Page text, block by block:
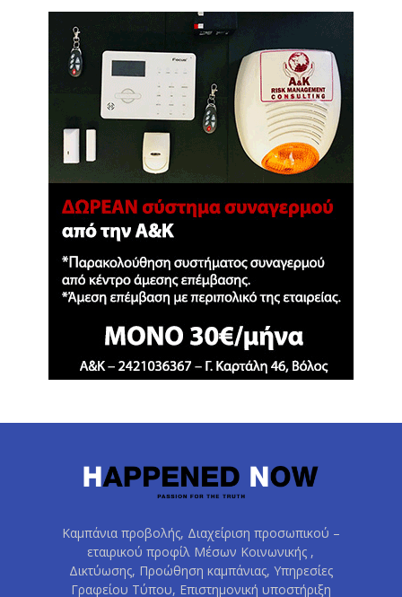
Καμπάνια προβολής, Διαχείριση προσωπικού –
εταιρικού προφίλ Μέσων Κοινωνικής ,
Δικτύωσης, Προώθηση καμπάνιας, Υπηρεσίες
Γραφείου Τύπου, Επιστημονική υποστήριξη